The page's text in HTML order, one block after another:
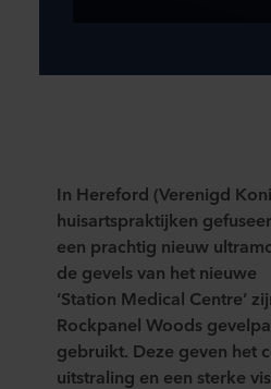
In Hereford (Verenigd
huisartspraktijken
een prachtig nieuw
de gevels van het nieuwe
‘Station Medical Centre’ zi
Rockpanel Woods
gebruikt. Deze geven het
uitstraling en een sterke